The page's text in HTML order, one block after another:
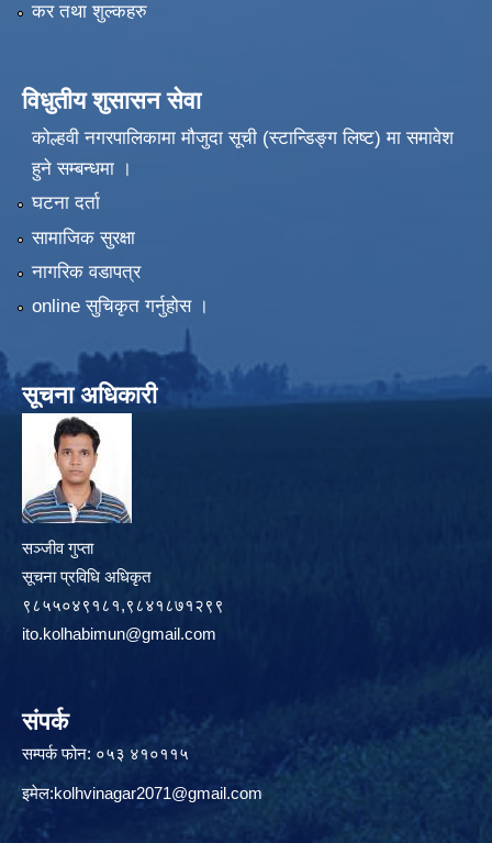
कर तथा शुल्कहरु
विधुतीय शुसासन सेवा
कोल्हवी नगरपालिकामा मौजुदा सूची (स्टान्डिङ्ग लिष्ट) मा समावेश
हुने सम्बन्धमा ।
घटना दर्ता
सामाजिक सुरक्षा
नागरिक वडापत्र
online सुचिकृत गर्नुहोस ।
सूचना अधिकारी
सञ्जीव गुप्ता
सूचना प्रविधि अधिकृत
९८५५०४९१८१,९८४१८७१२९९
ito.kolhabimun@gmail.com
संपर्क
सम्पर्क फोन: ०५३ ४१०११५
इमेल:kolhvinagar2071@gmail.com